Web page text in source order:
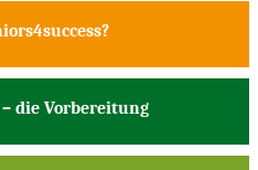
die Vorbereitung